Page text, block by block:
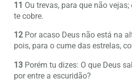
11 Ou trevas, para que não
te cobre.
12 Por acaso Deus não está na
pois, para o cume das estrelas,
13 Porém tu dizes: O que Deus
por entre a escuridão?